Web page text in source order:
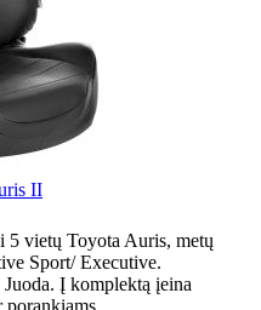
II
vietų Toyota Auris, metų
Sport/ Executive.
Į komplektą įeina
porankiams